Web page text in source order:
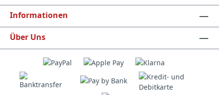
Informationen
Über Uns